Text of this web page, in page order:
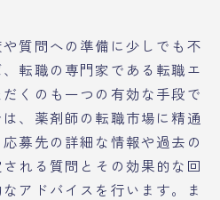
質問への準備に少しでも不
転職の専門家である転職エ
くのも一つの有効な手段で
、薬剤師の転職市場に精通
募先の詳細な情報や過去の
れる質問とその効果的な回
アドバイスを行います。ま